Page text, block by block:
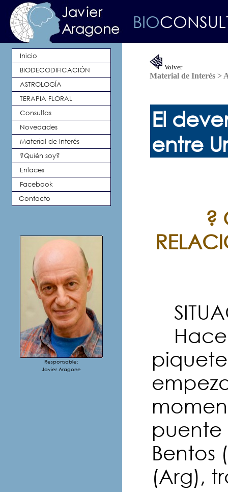
BIO
Inicio
BIODECODIFICACIÓN
ASTROLOGÍA
TERAPIA FLORAL
Consultas
Novedades
Material de Interés
?Quién soy?
Enlaces
Facebook
Contacto
Responsable:
Javier Aragone
Volver
Material de Interés >
El
entre
?
Hace
puente
Bentos
(Arg),